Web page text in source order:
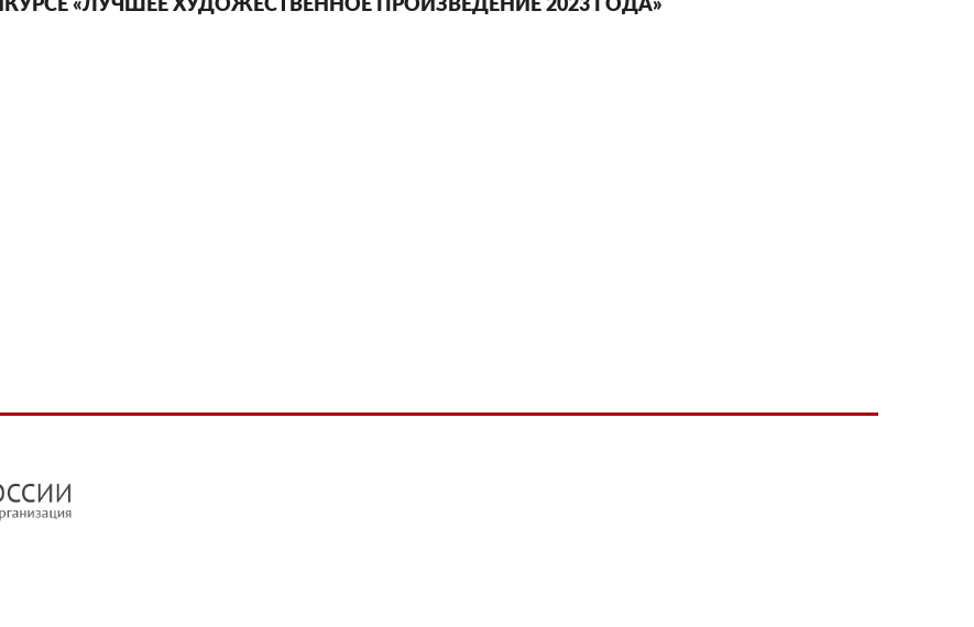
«ЛУЧШЕЕ ХУДОЖЕСТВЕННОЕ ПРОИЗВЕДЕНИЕ 2023 ГОДА»